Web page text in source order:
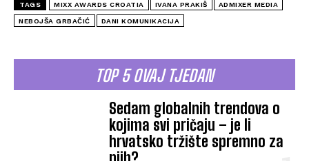
TAGS MIXX AWARDS CROATIA IVANA PRAKIŠ ADMIXER MEDIA
NEBOJŠA GRBAČIĆ DANI KOMUNIKACIJA
TOP 5 OVAJ TJEDAN
Sedam globalnih trendova o
kojima svi pričaju – je li
hrvatsko tržište spremno za